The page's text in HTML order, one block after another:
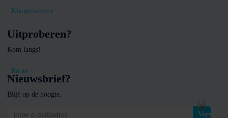
Klantenservice
Uitproberen?
Kom langs!
Route
Nieuwsbrief?
Blijf op de hoogte.
jouw e-mailadres